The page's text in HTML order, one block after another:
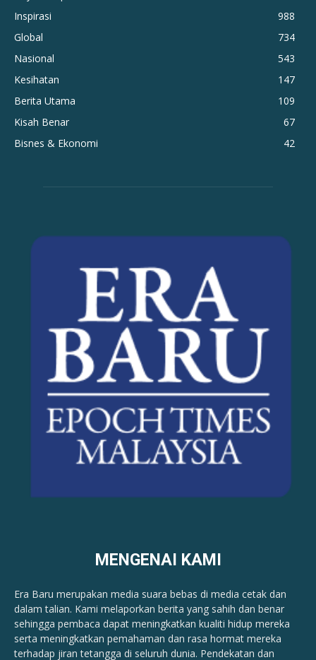
Inspirasi
988
Global
734
Nasional
543
Kesihatan
147
Berita Utama
109
Kisah Benar
67
Bisnes & Ekonomi
42
MENGENAI KAMI
Era Baru merupakan media suara bebas di media cetak dan
dalam talian. Kami melaporkan berita yang sahih dan benar ​​
sehingga pembaca dapat meningkatkan kualiti hidup mereka
serta meningkatkan pemahaman dan rasa hormat mereka
terhadap jiran tetangga di seluruh dunia. Pendekatan dan